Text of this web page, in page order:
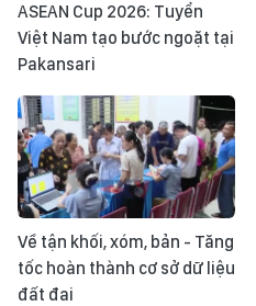
ASEAN Cup 2026: Tuyển
Việt Nam tạo bước ngoặt tại
Pakansari
Về tận khối, xóm, bản - Tăng
tốc hoàn thành cơ sở dữ liệu
đất đai